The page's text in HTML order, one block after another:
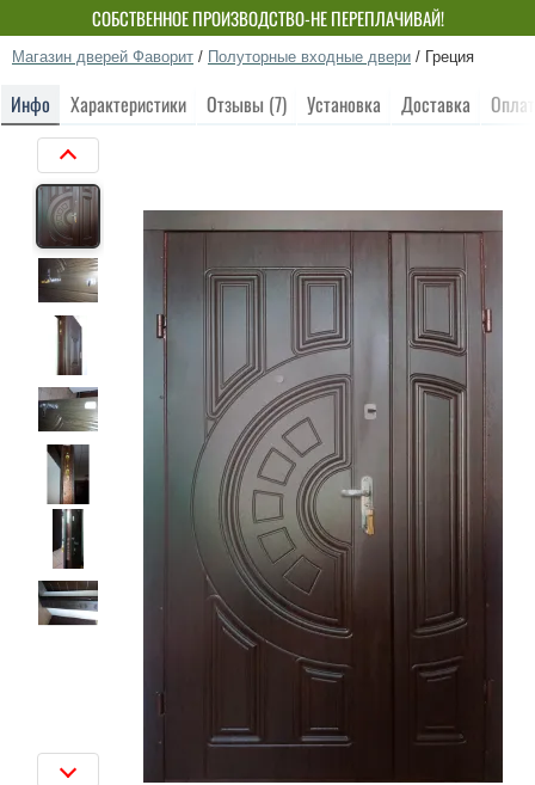
СОБСТВЕННОЕ ПРОИЗВОДСТВО-НЕ ПЕРЕПЛАЧИВАЙ!
Магазин дверей Фаворит / Полуторные входные двери / Греция
Инфо Характеристики Отзывы (7) Установка Доставка